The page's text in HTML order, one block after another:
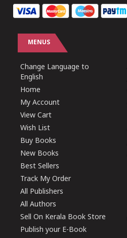
MENUS
Change Language to
English
Home
My Account
View Cart
Wish List
Buy Books
New Books
Best Sellers
Track My Order
All Publishers
All Authors
Sell On Kerala Book Store
Publish your E-Book